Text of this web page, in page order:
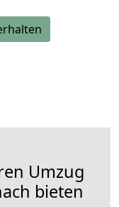
Umzug
bieten